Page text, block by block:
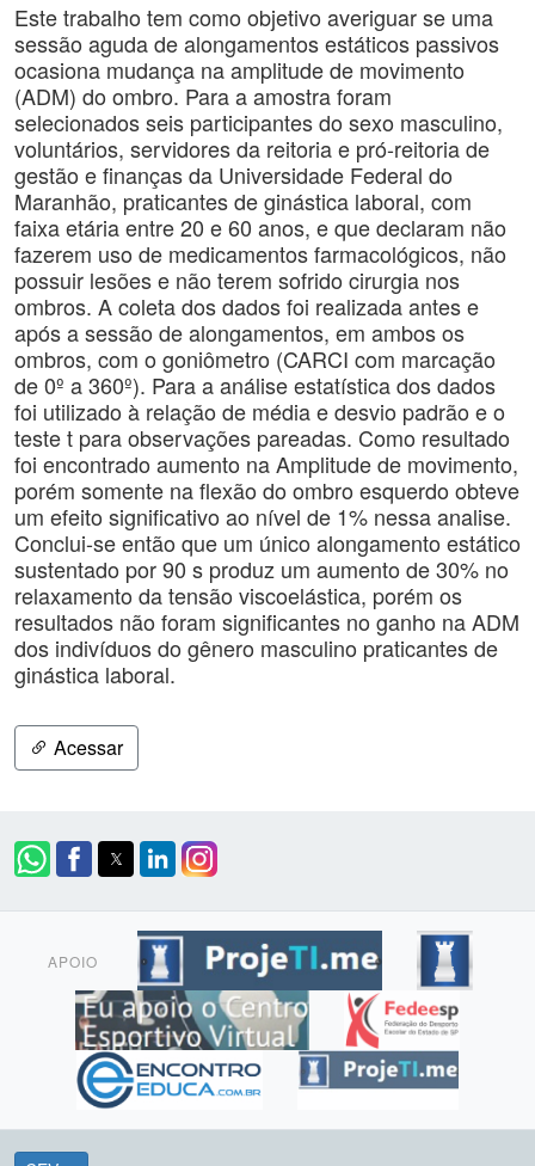
Este trabalho tem como objetivo averiguar se uma
sessão aguda de alongamentos estáticos passivos
ocasiona mudança na amplitude de movimento
(ADM) do ombro. Para a amostra foram
selecionados seis participantes do sexo masculino,
voluntários, servidores da reitoria e pró-reitoria de
gestão e finanças da Universidade Federal do
Maranhão, praticantes de ginástica laboral, com
faixa etária entre 20 e 60 anos, e que declaram não
fazerem uso de medicamentos farmacológicos, não
possuir lesões e não terem sofrido cirurgia nos
ombros. A coleta dos dados foi realizada antes e
após a sessão de alongamentos, em ambos os
ombros, com o goniômetro (CARCI com marcação
de 0º a 360º). Para a análise estatística dos dados
foi utilizado à relação de média e desvio padrão e o
teste t para observações pareadas. Como resultado
foi encontrado aumento na Amplitude de movimento,
porém somente na flexão do ombro esquerdo obteve
um efeito significativo ao nível de 1% nessa analise.
Conclui-se então que um único alongamento estático
sustentado por 90 s produz um aumento de 30% no
relaxamento da tensão viscoelástica, porém os
resultados não foram significantes no ganho na ADM
dos indivíduos do gênero masculino praticantes de
ginástica laboral.
Acessar
APOIO